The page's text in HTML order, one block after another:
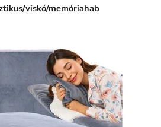
viskó/memóriahab